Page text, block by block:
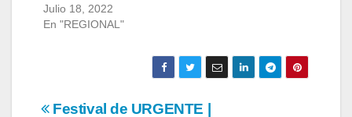
Julio 18, 2022
En "REGIONAL"
URGENTE |
Festival de